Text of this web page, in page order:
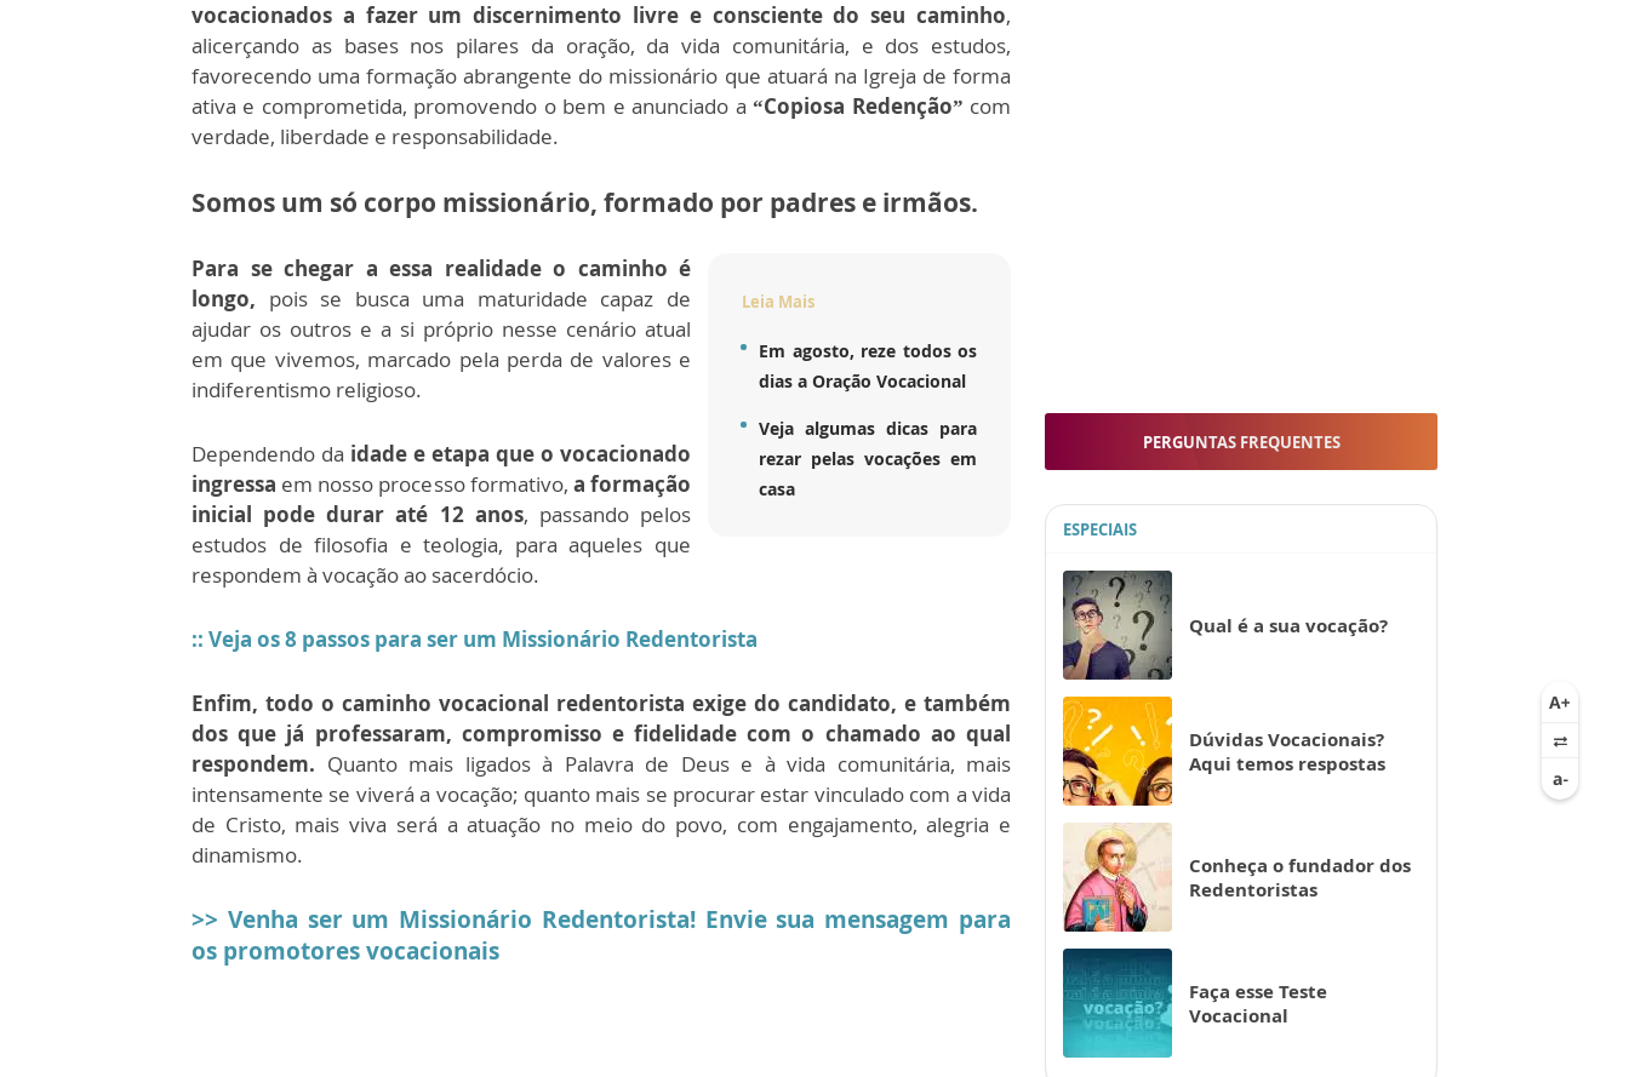
vocacionados a fazer um discernimento livre e consciente do seu caminho,
alicerçando as bases nos pilares da oração, da vida comunitária, e dos estudos,
favorecendo uma formação abrangente do missionário que atuará na Igreja de forma
ativa e comprometida, promovendo o bem e anunciado a“Copiosa Redenção” com
verdade, liberdade e responsabilidade.
Somos um só corpo missionário, formado por padres e irmãos.
Leia Mais
Em agosto, reze todos os
dias a Oração Vocacional
Veja algumas dicas para
rezar pelas vocações em
casa
Para se chegar a essa realidade o caminho é
longo, pois se busca uma maturidade capaz de
ajudar os outros e a si próprio nesse cenário atual
em que vivemos, marcado pela perda de valores e
indiferentismo religioso.
Dependendo da idade e etapa que o vocacionado
ingressa em nosso processo formativo, a formação
inicial pode durar até 12 anos, passando pelos
estudos de filosofia e teologia, para aqueles que
respondem à vocação ao sacerdócio.
:: Veja os 8 passos para ser um Missionário Redentorista
Enfim, todo o caminho vocacional redentorista exige do candidato, e também
dos que já professaram, compromisso e fidelidade com o chamado ao qual
respondem. Quanto mais ligados à Palavra de Deus e à vida comunitária, mais
intensamente se viverá a vocação; quanto mais se procurar estar vinculado com a vida
de Cristo, mais viva será a atuação no meio do povo, com engajamento, alegria e
dinamismo.
>> Venha ser um Missionário Redentorista! Envie sua mensagem para
os promotores vocacionais
PERGUNTAS FREQUENTES
ESPECIAIS
Qual é a sua vocação?
Dúvidas Vocacionais?
Aqui temos respostas
Conheça o fundador dos
Redentoristas
Faça esse Teste
Vocacional